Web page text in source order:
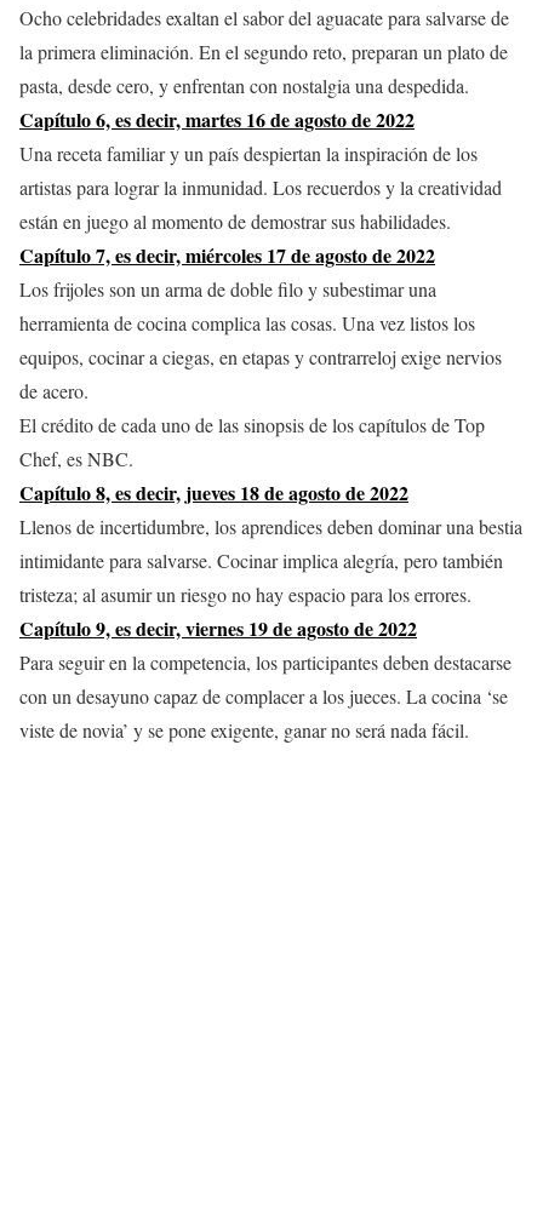
Ocho celebridades exaltan el sabor del aguacate para salvarse de
la primera eliminación. En el segundo reto, preparan un plato de
pasta, desde cero, y enfrentan con nostalgia una despedida.
Capítulo 6, es decir, martes 16 de agosto de 2022
Una receta familiar y un país despiertan la inspiración de los
artistas para lograr la inmunidad. Los recuerdos y la creatividad
están en juego al momento de demostrar sus habilidades.
Capítulo 7, es decir, miércoles 17 de agosto de 2022
Los frijoles son un arma de doble filo y subestimar una
herramienta de cocina complica las cosas. Una vez listos los
equipos, cocinar a ciegas, en etapas y contrarreloj exige nervios
de acero.
El crédito de cada uno de las sinopsis de los capítulos de Top
Chef, es NBC.
Capítulo 8, es decir, jueves 18 de agosto de 2022
Llenos de incertidumbre, los aprendices deben dominar una bestia
intimidante para salvarse. Cocinar implica alegría, pero también
tristeza; al asumir un riesgo no hay espacio para los errores.
Capítulo 9, es decir, viernes 19 de agosto de 2022
Para seguir en la competencia, los participantes deben destacarse
con un desayuno capaz de complacer a los jueces. La cocina ‘se
viste de novia’ y se pone exigente, ganar no será nada fácil.